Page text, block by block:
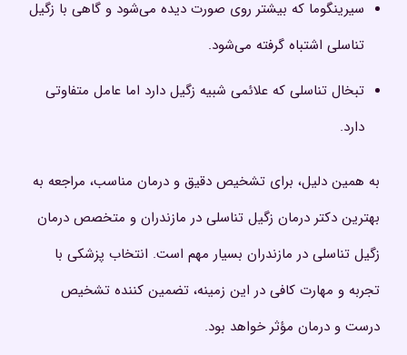
سیرینگوما که بیشتر روی صورت دیده می‌شود و گاهی با زگیل
تناسلی اشتباه گرفته می‌شود.
تبخال تناسلی که علائمی شبیه زگیل دارد اما عامل متفاوتی
دارد.
به همین دلیل، برای تشخیص دقیق و درمان مناسب، مراجعه به
بهترین دکتر درمان زگیل تناسلی در مازندران و متخصص درمان
زگیل تناسلی در مازندران بسیار مهم است. انتخاب پزشکی با
تجربه و مهارت کافی در این زمینه، تضمین کننده تشخیص
درست و درمان مؤثر خواهد بود.